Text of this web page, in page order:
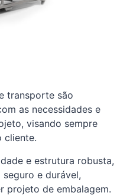
transporte são
as necessidades e
visando sempre
cliente.
e estrutura robusta,
e durável,
projeto de embalagem.
alta resistência